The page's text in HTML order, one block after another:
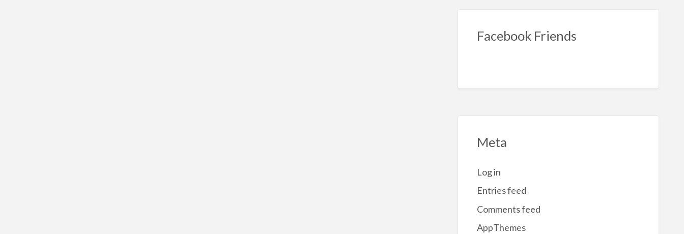
Facebook Friends
Meta
Log in
Entries feed
Comments feed
AppThemes